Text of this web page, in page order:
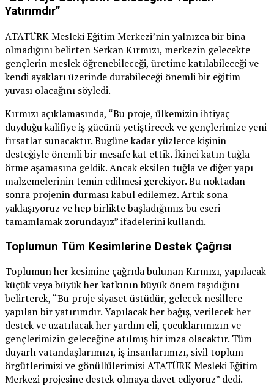
Yatırımdır”
ATATÜRK Mesleki Eğitim Merkezi’nin yalnızca bir bina
olmadığını belirten Serkan Kırmızı, merkezin gelecekte
gençlerin meslek öğrenebileceği, üretime katılabileceği ve
kendi ayakları üzerinde durabileceği önemli bir eğitim
yuvası olacağını söyledi.
Kırmızı açıklamasında, “Bu proje, ülkemizin ihtiyaç
duyduğu kalifiye iş gücünü yetiştirecek ve gençlerimize yeni
fırsatlar sunacaktır. Bugüne kadar yüzlerce kişinin
desteğiyle önemli bir mesafe kat ettik. İkinci katın tuğla
örme aşamasına geldik. Ancak eksilen tuğla ve diğer yapı
malzemelerinin temin edilmesi gerekiyor. Bu noktadan
sonra projenin durması kabul edilemez. Artık sona
yaklaşıyoruz ve hep birlikte başladığımız bu eseri
tamamlamak zorundayız” ifadelerini kullandı.
Toplumun Tüm Kesimlerine Destek Çağrısı
Toplumun her kesimine çağrıda bulunan Kırmızı, yapılacak
küçük veya büyük her katkının büyük önem taşıdığını
belirterek, “Bu proje siyaset üstüdür, gelecek nesillere
yapılan bir yatırımdır. Yapılacak her bağış, verilecek her
destek ve uzatılacak her yardım eli, çocuklarımızın ve
gençlerimizin geleceğine atılmış bir imza olacaktır. Tüm
duyarlı vatandaşlarımızı, iş insanlarımızı, sivil toplum
örgütlerimizi ve gönüllülerimizi ATATÜRK Mesleki Eğitim
Merkezi projesine destek olmaya davet ediyoruz” dedi.